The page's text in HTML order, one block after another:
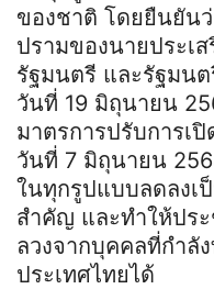
ของชาติ โดยยืนยัน
ปรามของนายประเ
รัฐมนตรี และรัฐมนต
วันที่ 19 มิถุนายน
มาตรการปรับการเ
วันที่ 7 มิถุนายน
ในทุกรูปแบบลดลงเ
สำคัญ และทำให้ปร
ลวงจากบุคคลที่กำลั
ประเทศไทยได้